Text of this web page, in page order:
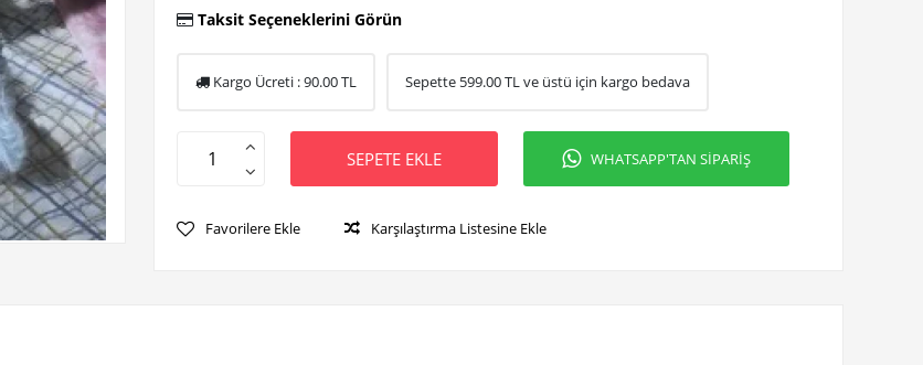
Taksit Seçeneklerini Görün
Kargo Ücreti :90.00TL Sepette 599.00TL ve üstü için kargo bedava
SEPETE EKLE WHATSAPP'TAN SİPARİŞ
Favorilere Ekle Karşılaştırma Listesine Ekle